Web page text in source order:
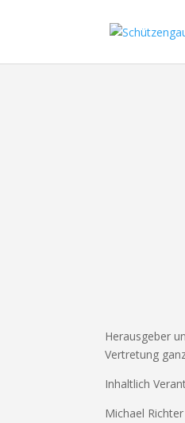
Herausgeber
Vertretung
Inhaltlich
Michael Richter